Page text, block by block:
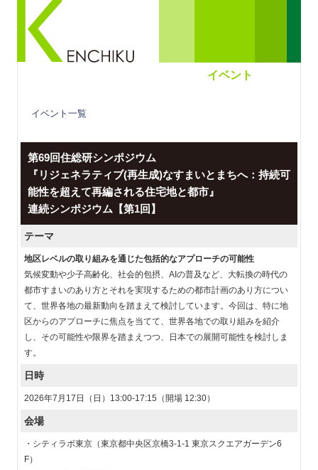
イベント
イベント一覧
第69回住総研シンポジウム
『リジェネラティブ(再生成)なすまいとまちへ：持続可
能性を超えて再編される住宅地と都市』
連続シンポジウム【第1回】
テーマ
地区レベルの取り組みを通じた包括的なアプローチの可能性
気候変動や少子高齢化、社会的包摂、AIの普及など、大転換の時代の
都市すまいのあり方とそれを実現するための都市計画のあり方につい
て、世界各地の最新動向を踏まえて検討しています。今回は、特に地
区からのアプローチに焦点を当てて、世界各地での取り組みを紹介
し、その可能性や限界を踏まえつつ、日本での展開可能性を検討しま
す。
日時
2026年7月17日（日）13:00-17:15（開場 12:30）
会場
・シティラボ東京（東京都中央区京橋3-1-1 東京スクエアガーデン6
F）